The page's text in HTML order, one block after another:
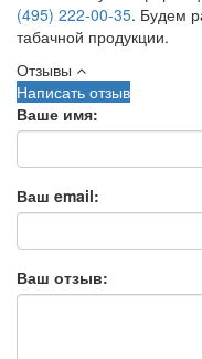
(495) 222-00-35. Будем
табачной продукции.
Отзывы
Написать отзыв
Ваше имя:
Ваш email:
Ваш отзыв: